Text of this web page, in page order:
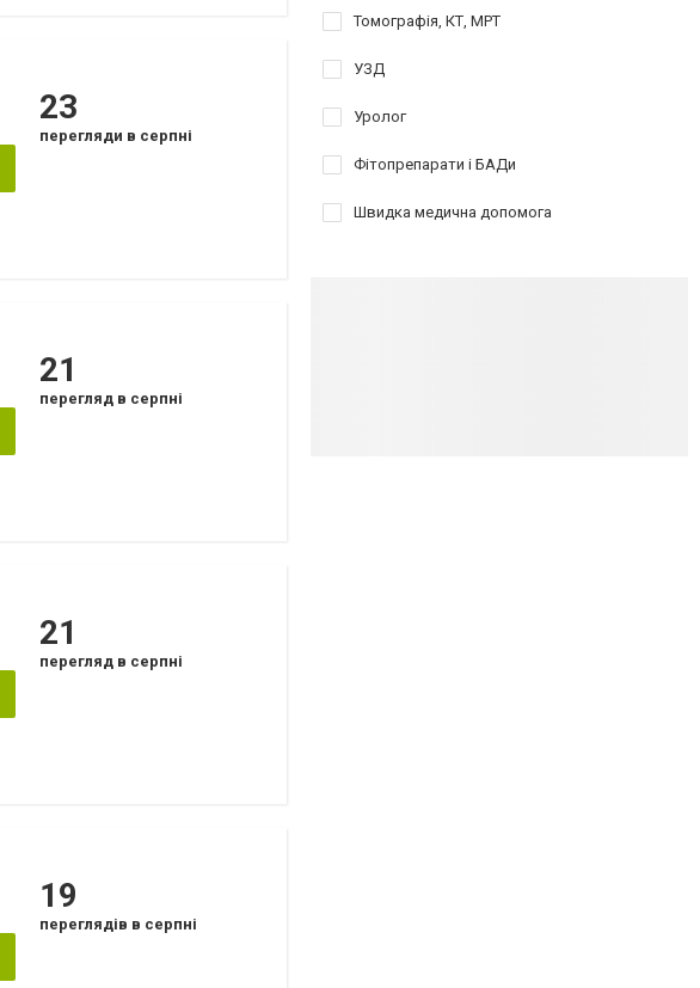
23
перегляди в серпні
21
перегляд в серпні
21
перегляд в серпні
19
переглядів в серпні
Томографія, КТ, МРТ
УЗД
Уролог
Фітопрепарати і БАДи
Швидка медична допомога